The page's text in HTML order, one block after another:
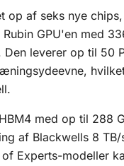
op af seks nye
GPU'en med
leverer op til 50
med op til 288
af Blackwells 8
Experts-modeller